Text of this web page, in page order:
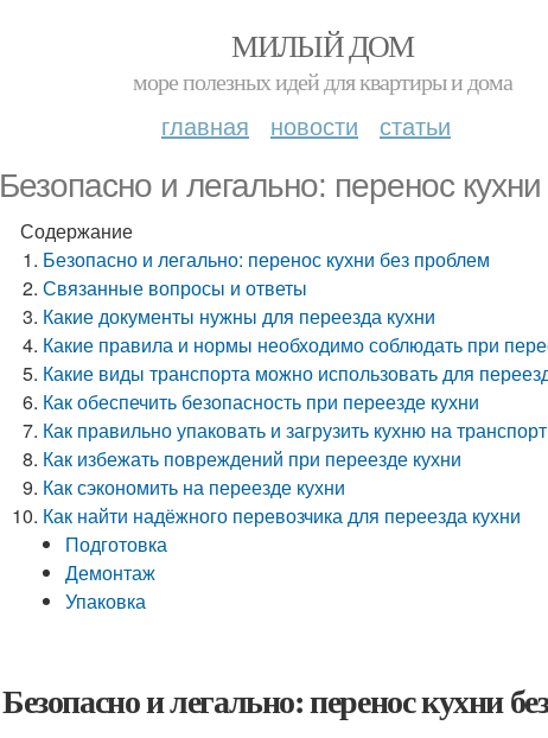
МИЛЫЙ ДОМ
море полезных идей для квартиры и дома
главная новости статьи
Безопасно и легально: перенос
Содержание
Безопасно и легально: перенос кухни без проблем
Связанные вопросы и ответы
Какие документы нужны для переезда кухни
Какие правила и нормы необходимо соблюдать при
Какие виды транспорта можно использовать для
Как обеспечить безопасность при переезде кухни
Как правильно упаковать и загрузить кухню на транспорт
Как избежать повреждений при переезде кухни
Как сэкономить на переезде кухни
Как найти надёжного перевозчика для переезда кухни
Подготовка
Демонтаж
Упаковка
Безопасно и легально: перенос кухни